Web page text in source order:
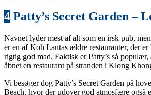
4 Patty’s Secret Garden –
Navnet lyder mest af alt som en irsk pub,
er en af Koh Lantas ældre restauranter, der er
rigtig god mad. Faktisk er Patty’s så populær,
åbnet en restaurant på stranden i Klong
Vi besøger dog Patty’s Secret Garden på
Beach, hvor der udover god atmosfære også